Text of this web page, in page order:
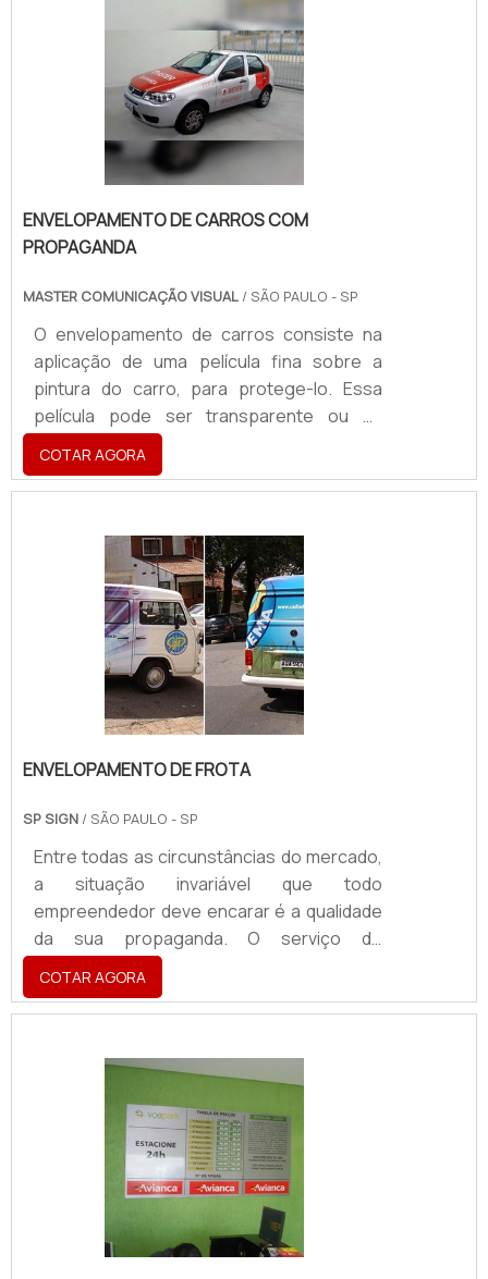
técnica a ser utilizada para que a
mensagem ou símbolo seja
materializado.Algumas técnicas de
elaboração são seguidas durante o
serviço, como a corrosã.
ENVELOPAMENTO DE CARROS COM
PROPAGANDA
MASTER COMUNICAÇÃO VISUAL / SÃO PAULO - SP
O envelopamento de carros consiste na
aplicação de uma película fina sobre a
pintura do carro, para protege-lo. Essa
película pode ser transparente ou da
mesma cor do carro. No caso do
envelopamento de carros com
propaganda, o serviço é feito com a
formato do símbolo ou propaganda a ser
anunciada.O formato dos adesivos
utilizados varia de projeto para projeto. O
cliente determina o modelo e seu tamanho,
e então o adesivo é impresso.Passos
seguidos durante .
COTAR AGORA
ENVELOPAMENTO DE FROTA
SP SIGN / SÃO PAULO - SP
Entre todas as circunstâncias do mercado,
a situação invariável que todo
empreendedor deve encarar é a qualidade
da sua propaganda. O serviço de
envelopamento de frota oferece diversos
diferenciais, fazendo com que a
comunicação visual de uma empresa seja
envelopamento de carros consiste em um
investimento inteligente, estratégico e
prático. Ao aderir a esse procedimento, o
empreendedor consegue conquistar para
o seu negócio um meio de divulgação
COTAR AGORA